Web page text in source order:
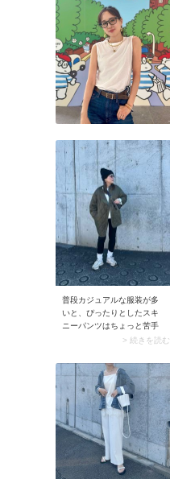
ムパンツにインするのがお
すすめ。ウエストまわりに
メリハリが生まれ、女性ら
しい雰囲気に。
普段カジュアルな服装が多
いと、ぴったりとしたスキ
ニーパンツはちょっと苦手
に感じるもの。そんな方に
白ソックスとの重ね履きで
す。ソックスと同系色のボ
リュームスニーカーを合わ
せれば、黒スキニーが目立
たないうえトレンド感のあ
るスタイルに仕上がりま
> 続きを読む